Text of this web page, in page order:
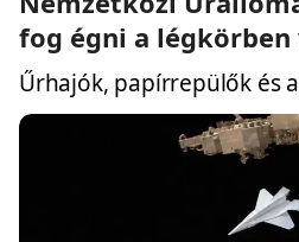
fog égni a légkörben
Űrhajók, papírrepülők és